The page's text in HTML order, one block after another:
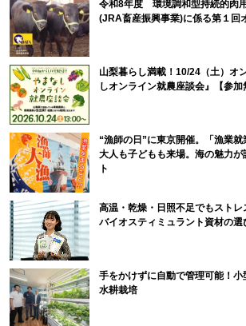
令和8年度 環境調和型持続的肉
(JRA畜産振興事業)に係る第１回
山梨暮らし満載！10/24（土）オ
しオンライン就農座談会』【参加
“漁師の日”に東京開催。「漁業
大人も子どもも来場。海の魅力
ト
高温・乾燥・日照不足でもストレ
バイオスティミュラント資材の選
手をかけずに自動で管理可能！
水耕栽培